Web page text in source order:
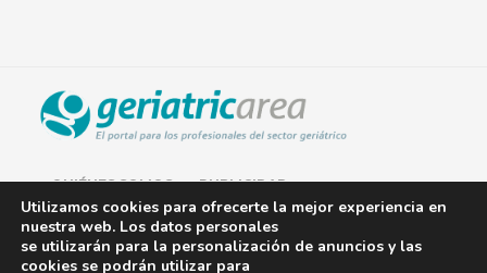
QUIÉNES SOMOS PUBLICIDAD
AVISO LEGAL
Utilizamos cookies para ofrecerte la mejor experiencia en
nuestra web. Los datos personales
se utilizarán para la personalización de anuncios y las
cookies se podrán utilizar para